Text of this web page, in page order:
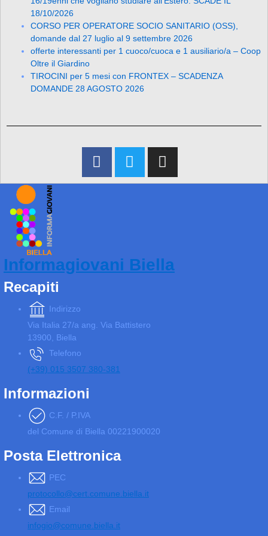
18/10/2026
CORSO PER OPERATORE SOCIO SANITARIO (OSS),
domande dal 27 luglio al 9 settembre 2026
offerte interessanti per 1 cuoco/cuoca e 1 ausiliario/a – Coop
Oltre il Giardino
TIROCINI per 5 mesi con FRONTEX – SCADENZA
DOMANDE 28 AGOSTO 2026
Informagiovani Biella
Recapiti
Indirizzo
Via Italia 27/a ang. Via Battistero
13900, Biella
Telefono
(+39) 015 3507 380-381
Informazioni
C.F. / P.IVA
del Comune di Biella 00221900020
Posta Elettronica
PEC
protocollo@cert.comune.biella.it
Email
infogio@comune.biella.it